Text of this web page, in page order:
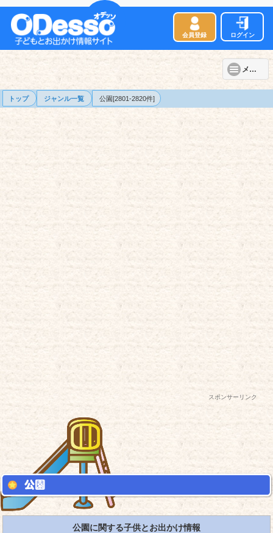
会員登録 ログイン
メニュー
トップ ジャンル一覧 公園[2801-2820件]
スポンサーリンク
公園に関する子供とお出かけ情報